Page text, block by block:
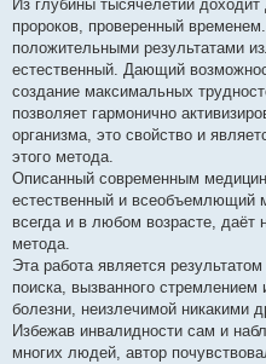
Из глубины тысячелетий
пророков, проверенный
положительными результатами
естественный. Дающий
создание максимальных
позволяет гармонично
организма, это свойство и
этого метода.
Описанный современным
естественный и всеобъемлющий
всегда и в любом возрасте, даёт
метода.
Эта работа является
поиска, вызванного стремлением
болезни, неизлечимой никакими
Избежав инвалидности сам и
многих людей, автор